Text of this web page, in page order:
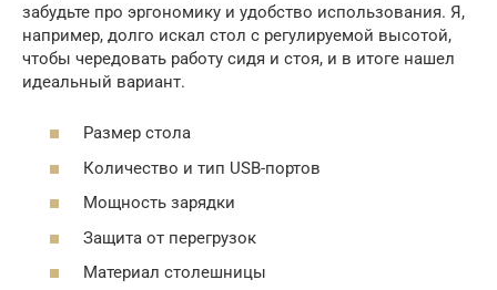
забудьте про эргономику и удобство использования. Я,
например, долго искал стол с регулируемой высотой,
чтобы чередовать работу сидя и стоя, и в итоге нашел
идеальный вариант.
Размер стола
Количество и тип USB-портов
Мощность зарядки
Защита от перегрузок
Материал столешницы